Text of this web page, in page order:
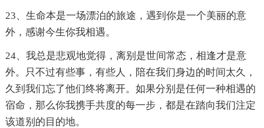
23、生命本是一场漂泊的旅途，遇到你是一个美丽的意
外，感谢今生你我相遇。
24、我总是悲观地觉得，离别是世间常态，相逢才是意
外。只不过有些事，有些人，陪在我们身边的时间太久，
久到我们忘了他们终将离开。如果分别是任何一种相遇的
宿命，那么你我携手共度的每一步，都是在踏向我们注定
该道别的目的地。